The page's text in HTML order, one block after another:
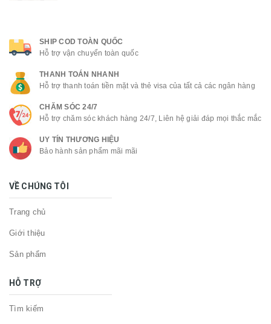
SHIP COD TOÀN QUỐC
Hỗ trợ vận chuyển toàn quốc
THANH TOÁN NHANH
Hỗ trợ thanh toán tiền mặt và thẻ visa của tất cả các ngân hàng
CHĂM SÓC 24/7
Hỗ trợ chăm sóc khách hàng 24/7, Liên hệ giải đáp mọi thắc mắc
UY TÍN THƯƠNG HIỆU
Bảo hành sản phẩm mãi mãi
VỀ CHÚNG TÔI
Trang chủ
Giới thiệu
Sản phẩm
HỖ TRỢ
Tìm kiếm